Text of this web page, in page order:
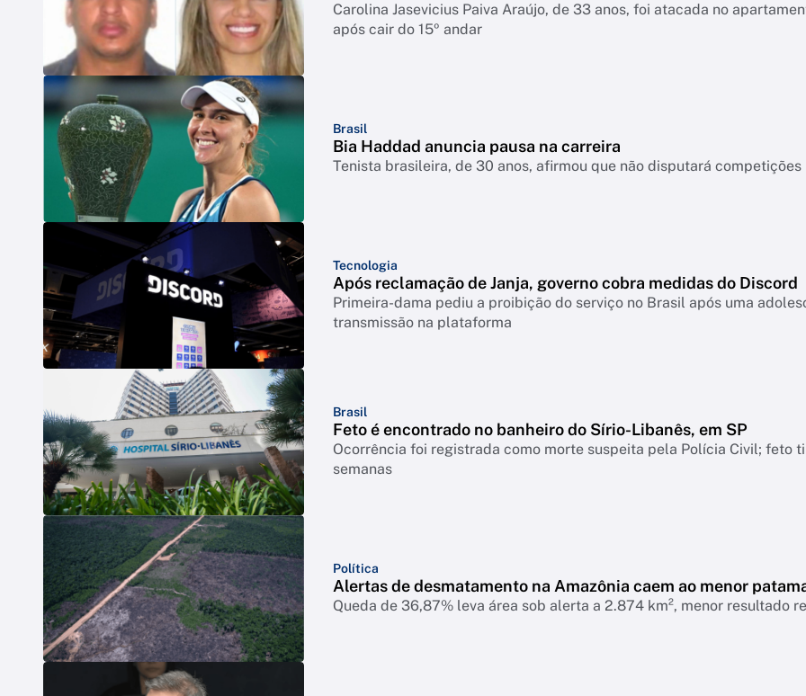
Carolina Jasevicius Paiva Araújo, de 33 anos, foi atacada no
após cair do 15º andar
Brasil
Bia Haddad anuncia pausa na carreira
Tenista brasileira, de 30 anos, afirmou que não disputará
Tecnologia
Após reclamação de Janja, governo cobra medidas do Discord
Primeira-dama pediu a proibição do serviço no Brasil após uma
transmissão na plataforma
Brasil
Feto é encontrado no banheiro do Sírio-Libanês, em SP
Ocorrência foi registrada como morte suspeita pela Polícia Civil; feto
semanas
Política
Alertas de desmatamento na Amazônia caem ao menor
Queda de 36,87% leva área sob alerta a 2.874 km², menor resultado